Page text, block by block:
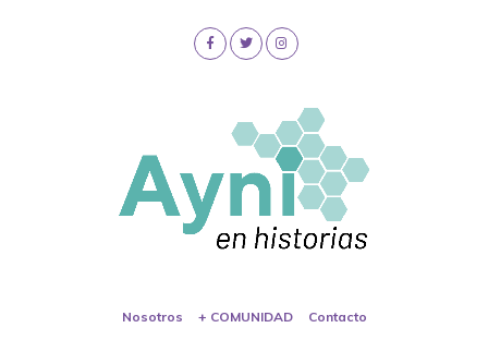
Nosotros + COMUNIDAD Contacto